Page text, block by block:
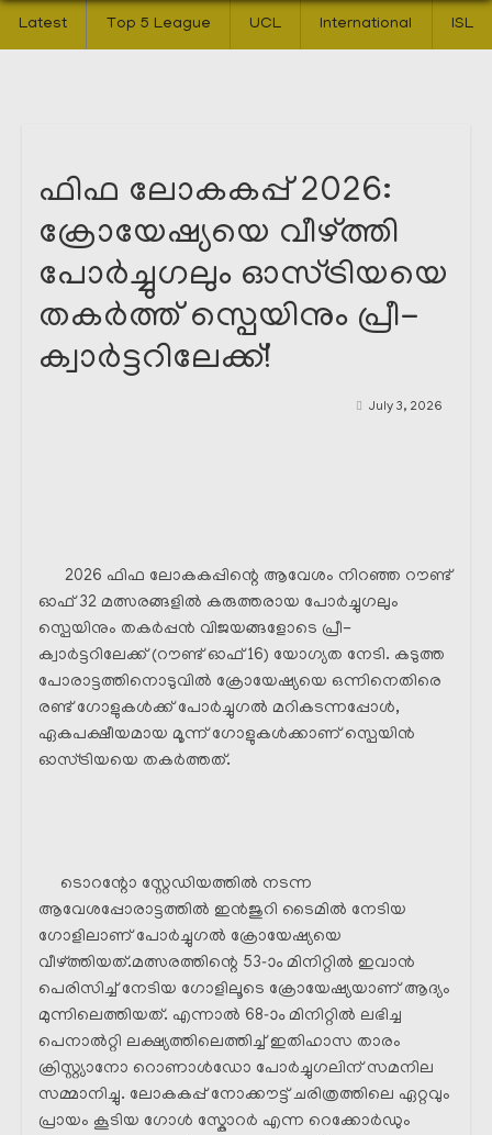
Latest Top 5 League UCL International ISL
ഫിഫ ലോകകപ്പ് 2026:
ക്രോയേഷ്യയെ വീഴ്ത്തി
പോർച്ചുഗലും ഓസ്ട്രിയയെ
തകർത്ത് സ്പെയിനും പ്രീ-
ക്വാർട്ടറിലേക്ക്!
July 3, 2026
2026 ഫിഫ ലോകകപ്പിന്റെ ആവേശം നിറഞ്ഞ റൗണ്ട്
ഓഫ് 32 മത്സരങ്ങളിൽ കരുത്തരായ പോർച്ചുഗലും
സ്പെയിനും തകർപ്പൻ വിജയങ്ങളോടെ പ്രീ-
ക്വാർട്ടറിലേക്ക് (റൗണ്ട് ഓഫ് 16) യോഗ്യത നേടി. കടുത്ത
പോരാട്ടത്തിനൊടുവിൽ ക്രോയേഷ്യയെ ഒന്നിനെതിരെ
രണ്ട് ഗോളുകൾക്ക് പോർച്ചുഗൽ മറികടന്നപ്പോൾ,
ഏകപക്ഷീയമായ മൂന്ന് ഗോളുകൾക്കാണ് സ്പെയിൻ
ഓസ്ട്രിയയെ തകർത്തത്.
ടൊറന്റോ സ്റ്റേഡിയത്തിൽ നടന്ന
ആവേശപ്പോരാട്ടത്തിൽ ഇൻജുറി ടൈമിൽ നേടിയ
ഗോളിലാണ് പോർച്ചുഗൽ ക്രോയേഷ്യയെ
വീഴ്ത്തിയത്.മത്സരത്തിന്റെ 53-ാം മിനിറ്റിൽ ഇവാൻ
പെരിസിച്ച് നേടിയ ഗോളിലൂടെ ക്രോയേഷ്യയാണ് ആദ്യം
മുന്നിലെത്തിയത്. എന്നാൽ 68-ാം മിനിറ്റിൽ ലഭിച്ച
പെനാൽറ്റി ലക്ഷ്യത്തിലെത്തിച്ച് ഇതിഹാസ താരം
ക്രിസ്റ്റ്യാനോ റൊണാൾഡോ പോർച്ചുഗലിന് സമനില
സമ്മാനിച്ചു. ലോകകപ്പ് നോക്കൗട്ട് ചരിത്രത്തിലെ ഏറ്റവും
പ്രായം കൂടിയ ഗോൾ സ്കോറർ എന്ന റെക്കോർഡും